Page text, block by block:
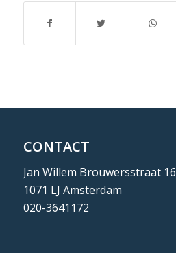
CONTACT
Jan Willem Brouwersstraat 16
1071 LJ Amsterdam
020-3641172